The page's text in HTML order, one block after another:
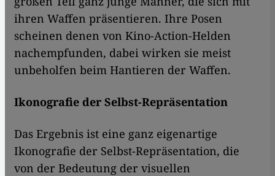
ihren Waffen präsentieren. Ihre Posen
scheinen denen von Kino-Action-Helden
nachempfunden, dabei wirken sie meist
unbeholfen beim Hantieren der Waffen.
Ikonografie der Selbst-Repräsentation
Das Ergebnis ist eine ganz eigenartige
Ikonografie der Selbst-Repräsentation, die
von der Bedeutung der visuellen